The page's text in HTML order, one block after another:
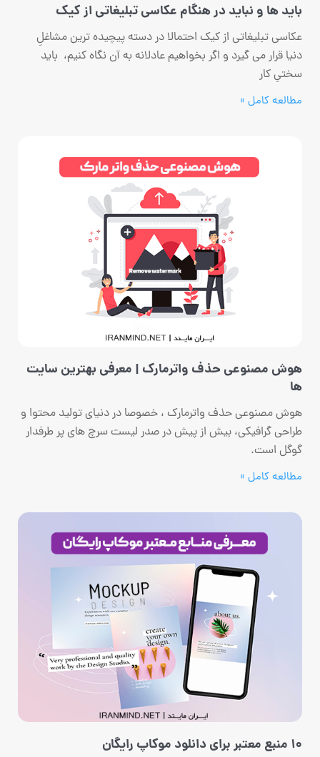
باید ها و نباید در هنگام عکاسی تبلیغاتی از کیک
عکاسی تبلیغاتی از کیک احتمالا در دسته پیچیده ترین مشاغلِ
دنیا قرار می گیرد و اگر بخواهیم عادلانه به آن نگاه کنیم، باید
سختیِ کار
مطالعه کامل »
هوش مصنوعی حذف واترمارک | معرفی بهترین سایت
ها
هوش مصنوعی حذف واترمارک ، خصوصا در دنیای تولید محتوا و
طراحی گرافیکی، بیش از پیش در صدر لیست سرچ های پر طرفدار
گوگل است.
مطالعه کامل »
10 منبع معتبر برای دانلود موکاپ رایگان